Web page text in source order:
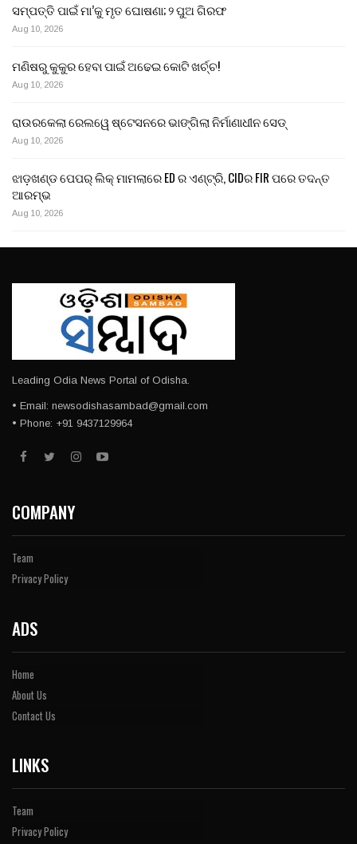
ସମ୍ପତ୍ତି ପାଇଁ ମା’କୁ ମୃତ ଘୋଷଣା; ୨ ପୁଅ ଗିରଫ
Aug 10, 2026
ମଣିଷରୁ କୁକୁର ହେବା ପାଇଁ ଅଢେଇ କୋଟି ଖର୍ଚ୍ଚ!
Aug 10, 2026
ରାଉରକେଲା ରେଲୱେ ଷ୍ଟେସନରେ ଭାଙ୍ଗିଲା ନିର୍ମାଣାଧୀନ ସେଡ୍
Aug 10, 2026
ଝାଡ଼ଖଣ୍ଡ ପେପର୍ ଲିକ୍ ମାମଲାରେ ED ର ଏଣ୍ଟ୍ରି, CIDର FIR ପରେ ତଦନ୍ତ
ଆରମ୍ଭ
Aug 10, 2026
Leading Odia News Portal of Odisha.
• Email: newsodishasambad@gmail.com
• Phone: +91 9437129964
COMPANY
Team
Privacy Policy
ADS
Home
About Us
Contact Us
LINKS
Team
Privacy Policy